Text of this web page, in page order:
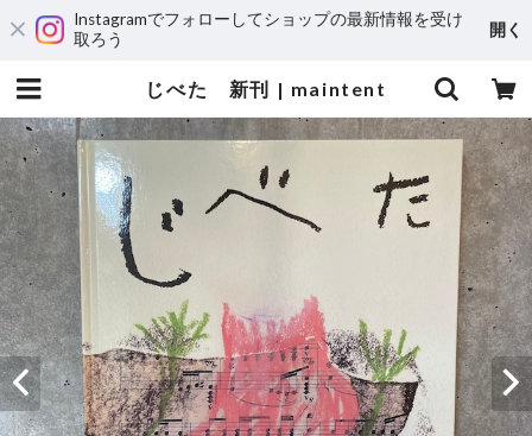
Instagramでフォローしてショップの最新情報を受け
取ろう
開く
じべた 新刊 | maintent